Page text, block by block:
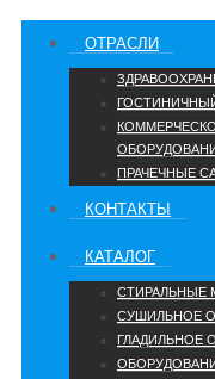
ОТРАСЛИ
ПРАЧЕЧНЫЕ
КОНТАКТЫ
КАТАЛОГ
СТИРАЛЬНЫЕ
СУШИЛЬНОЕ
ГЛАДИЛЬНОЕ